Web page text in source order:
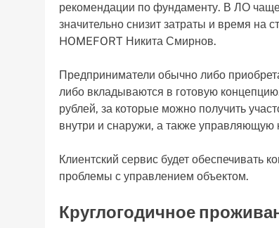
рекомендации по фундаменту. В ЛО
значительно снизит затраты и время на
HOMEFORT Никита Смирнов.
Предприниматели обычно либо
либо вкладываются в готовую
рублей, за которые можно получить
внутри и снаружи, а также управляющую
Клиентский сервис будет обеспечивать
проблемы с управлением объектом.
Круглогодичное